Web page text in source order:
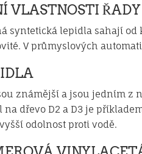
VLASTNOSTI
syntetická lepidla sahají
V průmyslových
známější a jsou jedním
dřevo D2 a D3 je
odolnost proti vodě.